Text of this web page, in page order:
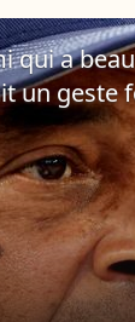
qui a
un geste